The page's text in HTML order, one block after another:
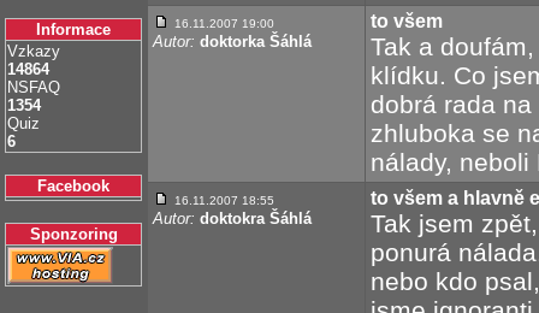
Informace
Vzkazy
14864
NSFAQ
1354
Quiz
6
Facebook
Sponzoring
16.11.2007 19:00
Autor: doktorka Šáhlá
to všem
Tak a
klídku. Co
dobrá rada
zhluboka se
nálady,
16.11.2007 18:55
Autor: doktokra Šáhlá
to všem a hlavně
Tak jsem
ponurá
nebo kdo